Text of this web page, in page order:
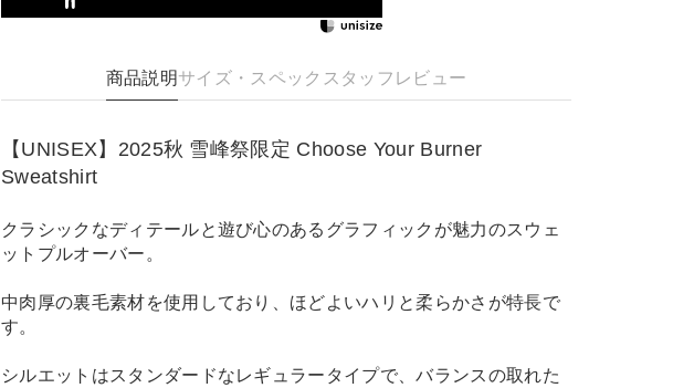
商品説明サイズ・スペック スタッフレビュー
【UNISEX】2025秋 雪峰祭限定 Choose Your Burner
Sweatshirt
クラシックなディテールと遊び心のあるグラフィックが魅力のスウェ
ットプルオーバー。
中肉厚の裏毛素材を使用しており、ほどよいハリと柔らかさが特長で
す。
シルエットはスタンダードなレギュラータイプで、バランスの取れた